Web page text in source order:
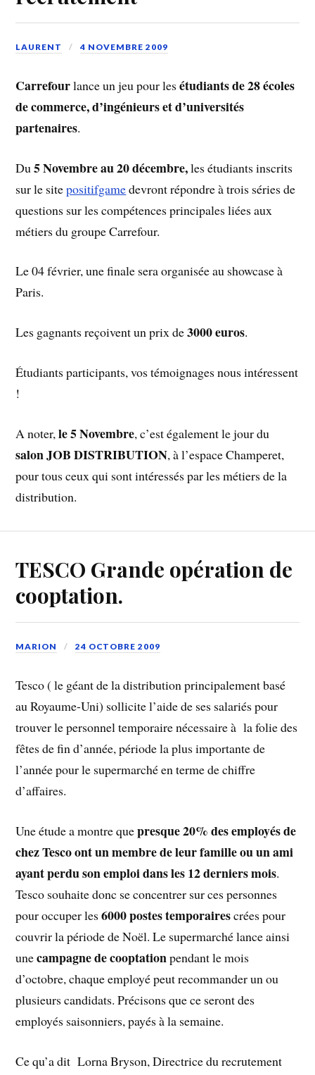
LAURENT 4 NOVEMBRE 2009
Carrefourlance un jeu pour lesétudiants de 28 écoles
de commerce, d’ingénieurs et d’universités
partenaires.
Du5 Novembre au 20 décembre,les étudiants inscrits
sur le sitepositifgamedevront répondre à trois séries de
questions sur les compétences principales liées aux
métiers du groupe Carrefour.
Le 04 février, une finale sera organisée au showcase à
Paris.
Les gagnants reçoivent un prix de3000 euros.
Étudiants participants, vos témoignages nous intéressent
!
A noter, le 5 Novembre, c’est également le jour du
salon JOB DISTRIBUTION, à l’espace Champeret,
pour tous ceux qui sont intéressés par les métiers de la
distribution.
TESCO Grande opération de
cooptation.
MARION 24 OCTOBRE 2009
Tesco ( le géant de la distribution principalement basé
au Royaume-Uni) sollicite l’aide de ses salariés pour
trouver le personnel temporaire nécessaire à la folie des
fêtes de fin d’année, période la plus importante de
l’année pour le supermarché en terme de chiffre
d’affaires.
Une étude a montre quepresque 20% des employés de
chez Tesco ont un membre de leur famille ou un ami
ayant perdu son emploi dans les 12 derniers mois.
Tesco souhaite donc se concentrer sur ces personnes
pour occuper les6000 postes temporairescrées pour
couvrir la période de Noël. Le supermarché lance ainsi
unecampagne de cooptationpendant le mois
d’octobre, chaque employé peut recommander un ou
plusieurs candidats. Précisons que ce seront des
employés saisonniers, payés à la semaine.
Ce qu’a dit Lorna Bryson, Directrice du recrutement